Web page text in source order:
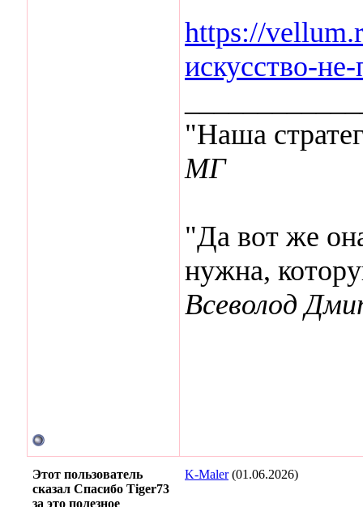
https://
искусство-
"Наша
МГ
"Да вот же
нужна,
Всеволод
Этот пользователь
сказал Спасибо Tiger73
за это полезное
K-Maler(01.06.2026)